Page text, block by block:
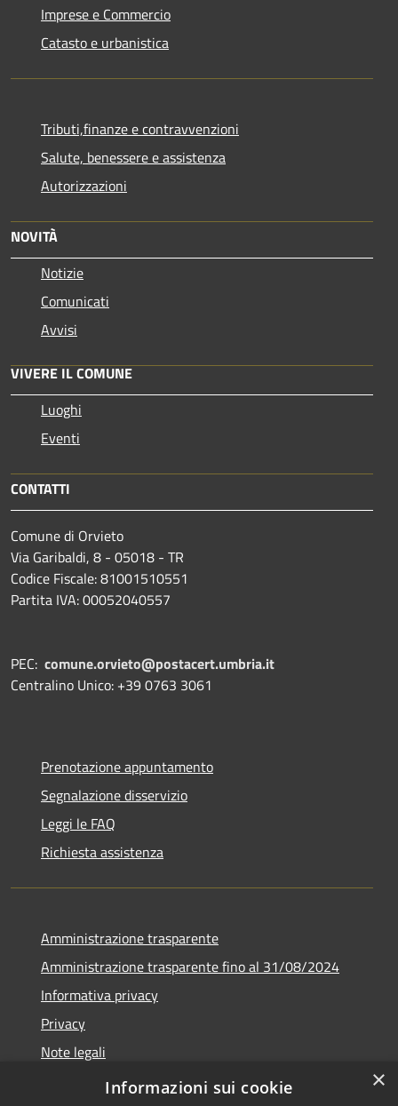
Imprese e Commercio
Catasto e urbanistica
Tributi,finanze e contravvenzioni
Salute, benessere e assistenza
Autorizzazioni
NOVITÀ
Notizie
Comunicati
Avvisi
VIVERE IL COMUNE
Luoghi
Eventi
CONTATTI
Comune di Orvieto
Via Garibaldi, 8 - 05018 - TR
Codice Fiscale: 81001510551
Partita IVA: 00052040557
PEC: comune.orvieto@postacert.umbria.it
Centralino Unico: +39 0763 3061
Prenotazione appuntamento
Segnalazione disservizio
Leggi le FAQ
Richiesta assistenza
Amministrazione trasparente
Amministrazione trasparente fino al 31/08/2024
Informativa privacy
Privacy
Note legali
Dichiarazione di accessibilità
×
Informazioni sui cookie